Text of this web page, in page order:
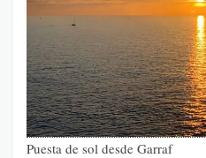
Puesta de sol desde Garraf